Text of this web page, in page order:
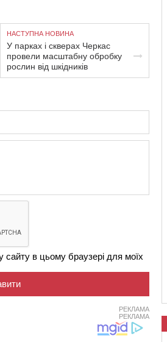
НАСТУПНА НОВИНА
У парках і скверах Черкас
провели масштабну обробку
рослин від шкідників
сайту в цьому браузері для моїх
РЕКЛАМА
РЕКЛАМА